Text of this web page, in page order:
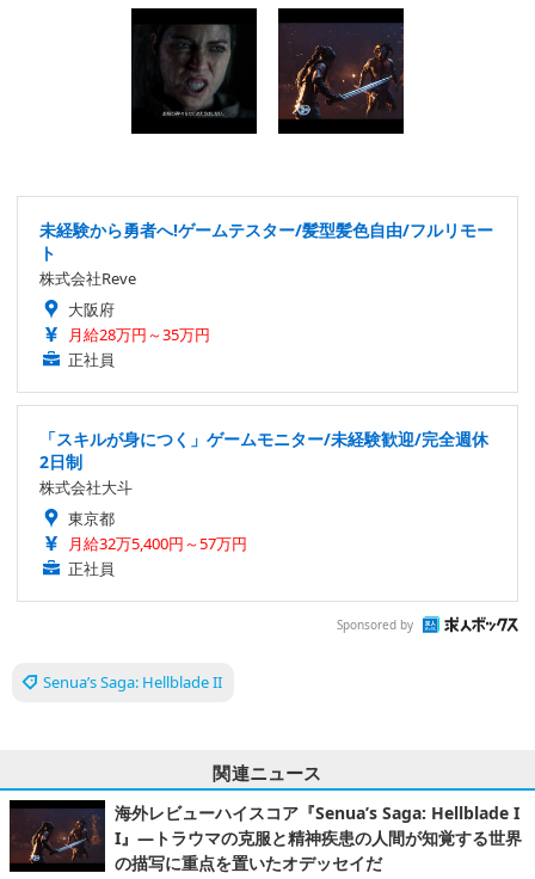
未経験から勇者へ!ゲームテスター/髪型髪色自由/フルリモー
ト
株式会社Reve
大阪府
月給28万円～35万円
正社員
「スキルが身につく」ゲームモニター/未経験歓迎/完全週休
2日制
株式会社大斗
東京都
月給32万5,400円～57万円
正社員
Sponsored by
Senua’s Saga: Hellblade II
関連ニュース
海外レビューハイスコア『Senua’s Saga: Hellblade I
I』―トラウマの克服と精神疾患の人間が知覚する世界
の描写に重点を置いたオデッセイだ